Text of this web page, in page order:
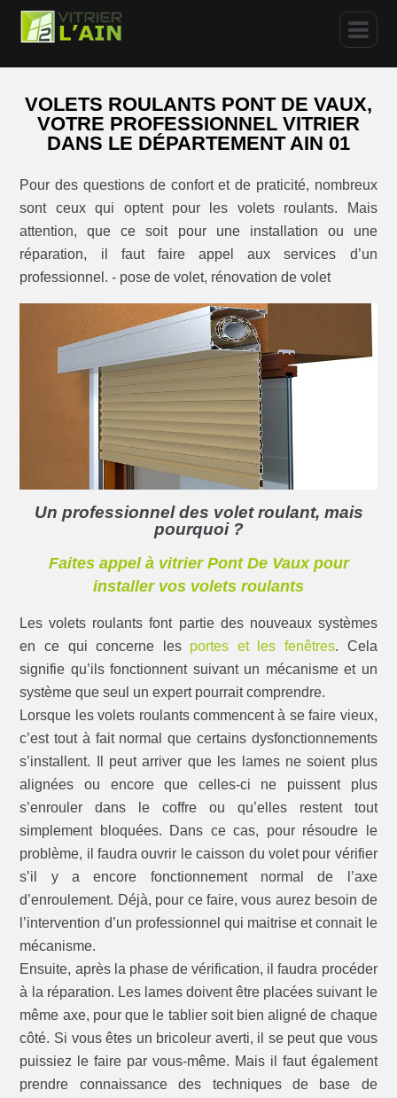
VOLETS ROULANTS PONT DE VAUX,
VOTRE PROFESSIONNEL VITRIER
DANS LE DÉPARTEMENT AIN 01
Pour des questions de confort et de praticité, nombreux
sont ceux qui optent pour les volets roulants. Mais
attention, que ce soit pour une installation ou une
réparation, il faut faire appel aux services d’un
professionnel. - pose de volet, rénovation de volet
Un professionnel des volet roulant, mais
pourquoi ?
Faites appel à vitrier Pont De Vaux pour
installer vos volets roulants
Les volets roulants font partie des nouveaux systèmes
en ce qui concerne les portes et les fenêtres. Cela
signifie qu’ils fonctionnent suivant un mécanisme et un
système que seul un expert pourrait comprendre.
Lorsque les volets roulants commencent à se faire vieux,
c’est tout à fait normal que certains dysfonctionnements
s’installent. Il peut arriver que les lames ne soient plus
alignées ou encore que celles-ci ne puissent plus
s’enrouler dans le coffre ou qu’elles restent tout
simplement bloquées. Dans ce cas, pour résoudre le
problème, il faudra ouvrir le caisson du volet pour vérifier
s’il y a encore fonctionnement normal de l’axe
d’enroulement. Déjà, pour ce faire, vous aurez besoin de
l’intervention d’un professionnel qui maitrise et connait le
mécanisme.
Ensuite, après la phase de vérification, il faudra procéder
à la réparation. Les lames doivent être placées suivant le
même axe, pour que le tablier soit bien aligné de chaque
côté. Si vous êtes un bricoleur averti, il se peut que vous
puissiez le faire par vous-même. Mais il faut également
prendre connaissance des techniques de base de